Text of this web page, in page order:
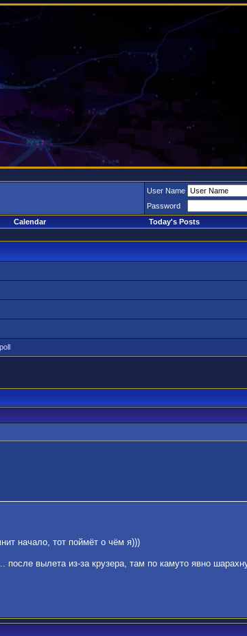
User Name
Password
Calendar Today's Posts
начало, тот поймёт о чём я)))
вылета из-за крузера, там по камуто явно